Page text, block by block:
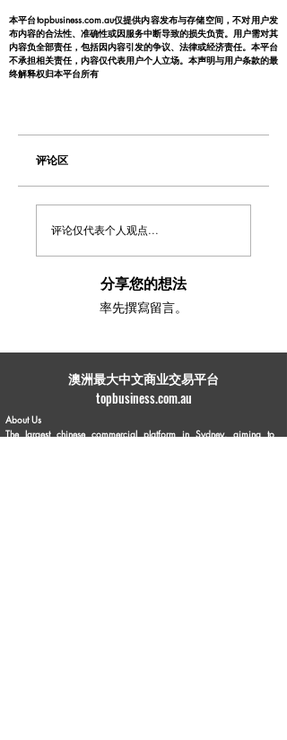
本平台topbusiness.com.au仅提供内容发布与存储空间，不对用户发
布内容的合法性、准确性或因服务中断导致的损失负责。用户需对其
内容负全部责任，包括因内容引发的争议、法律或经济责任。本平台
不承担相关责任，内容仅代表用户个人立场。本声明与用户条款的最
终解释权归本平台所有
评论区
评论仅代表个人观点...
分享您的想法
率先撰寫留言。
​澳洲最大中文商业交易平台
topbusiness.com.au
About Us
The largest chinese commercial platform in Sydney, aiming to